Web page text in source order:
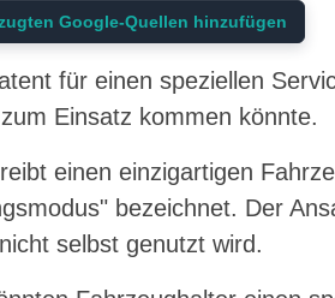
Google-Quellen hinzufügen
für einen speziellen
Einsatz kommen könnte.
einen einzigartigen
bezeichnet. Der
selbst genutzt wird.